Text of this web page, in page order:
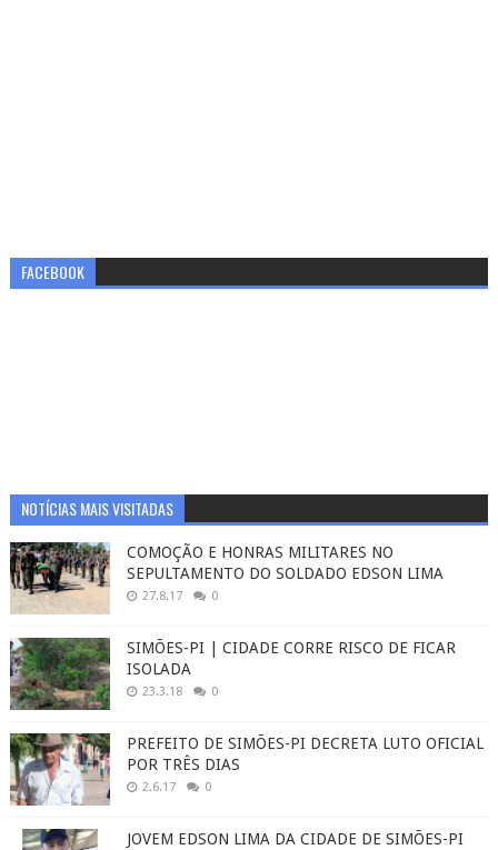
FACEBOOK
NOTÍCIAS MAIS VISITADAS
COMOÇÃO E HONRAS MILITARES NO
SEPULTAMENTO DO SOLDADO EDSON LIMA
27.8.17 0
SIMÕES-PI | CIDADE CORRE RISCO DE FICAR
ISOLADA
23.3.18 0
PREFEITO DE SIMÕES-PI DECRETA LUTO OFICIAL
POR TRÊS DIAS
2.6.17 0
JOVEM EDSON LIMA DA CIDADE DE SIMÕES-PI